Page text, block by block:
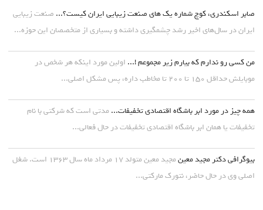
صابر اسکندری، کوچ شماره یک های صنعت زیبایی ایران کیست؟... صنعت زیبایی
ایران در سال‌های اخیر رشد چشمگیری داشته و بسیاری از متخصصان این حوزه...
من کسی رو ندارم که بیارم زیر مجموعم !... اولین مورد اینکه هر شخص در
موبایلش حداقل ۱۵۰ تا ۲۰۰ تا مخاطب داره، پس مشکل اصلی...
همه چیز در مورد ابر باشگاه اقتصادی تخفیفات... مدتی است که شرکتی با نام
تخفیفات یا همان ابر باشگاه اقتصادی تخفیفات در حال فعالی...
بیوگرافی دکتر مجید معین
مجید معین متولد ۱۷ مرداد ماه سال ۱۳۶۳ است. شغل
اصلی وی در حال حاضر، نتورک مارکتی...